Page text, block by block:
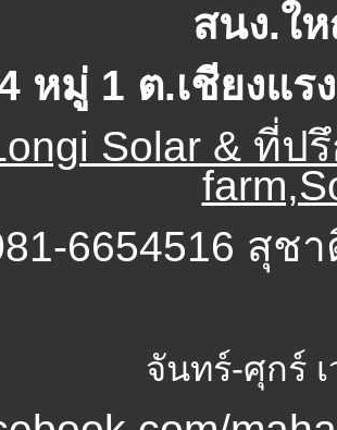
สนง.ใ
หมู่ 1 ต.เชียงแร
Solar & ที่ป
6654516 สุช
จันทร์-ศุกร์